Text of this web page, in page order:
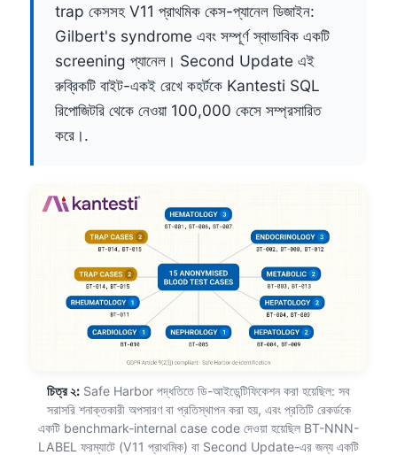
trap কেসসহ V11 প্রাথমিক কেস-প্যানেল ডিজাইন:
Gilbert's syndrome এবং সম্পূর্ণ স্বাভাবিক একটি
screening প্যানেল। Second Update এই
রুব্রিকটি বাইট-একই রেখে কহর্টকে Kantesti SQL
রিপোজিটরি থেকে নেওয়া 100,000 কেসে সম্প্রসারিত
করে।.
চিত্র ২: Safe Harbor পদ্ধতিতে ডি-আইডেন্টিফিকেশন করা হয়েছিল: সব
সরাসরি শনাক্তকারী অপসারণ বা প্রতিস্থাপন করা হয়, এবং প্রতিটি রেকর্ডকে
একটি benchmark-internal case code দেওয়া হয়েছিল BT-NNN-
LABEL ফরম্যাটে (V11 প্রাথমিক) বা Second Update-এর জন্য একটি